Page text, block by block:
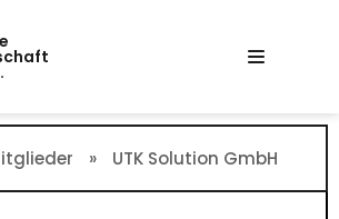
» UTK Solution GmbH